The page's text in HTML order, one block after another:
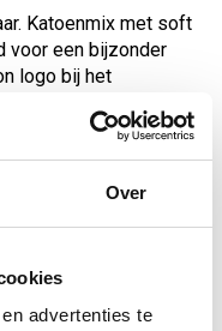
Over
advertenties te
Katoenmix met soft
voor een bijzonder
logo bij het